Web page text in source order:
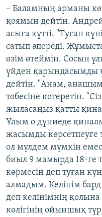
– Баламның арманы
қоямын дейтін. Андрей
асыға күтті. "Туған
сатып әпереді.
өзім өтеймін. Сосын
үйден қарындасымды
дейтін. "Анам,
төбесіне көтеретін.
жыласаңыз қатты
Ұлым о дүниеде
жасымды көрсетпеуге
ол мүлдем мүмкін
биыл 9 мамырда 18-ге
көрмесін деп туған
алмадым. Келінім
деп келінімнің
көлігінің ойыншық